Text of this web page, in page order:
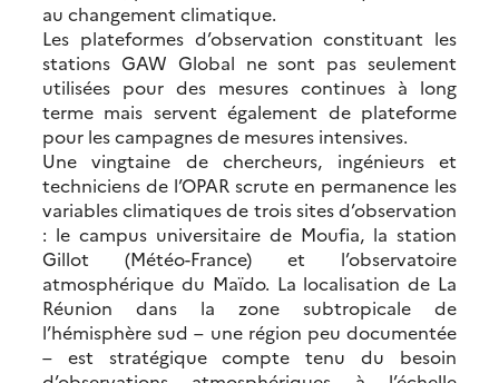
au changement climatique.
Les plateformes d’observation constituant les
stations GAW Global ne sont pas seulement
utilisées pour des mesures continues à long
terme mais servent également de plateforme
pour les campagnes de mesures intensives.
Une vingtaine de chercheurs, ingénieurs et
techniciens de l’OPAR scrute en permanence les
variables climatiques de trois sites d’observation
: le campus universitaire de Moufia, la station
Gillot (Météo-France) et l’observatoire
atmosphérique du Maïdo. La localisation de La
Réunion dans la zone subtropicale de
l’hémisphère sud – une région peu documentée
– est stratégique compte tenu du besoin